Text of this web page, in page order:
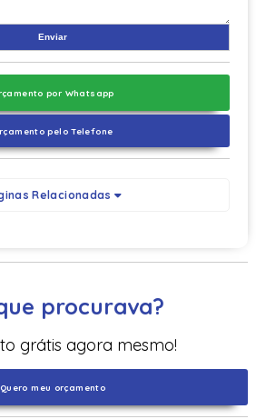
por Whatsapp
pelo Telefone
Relacionadas
procurava?
grátis agora mesmo!
Quero meu orçamento